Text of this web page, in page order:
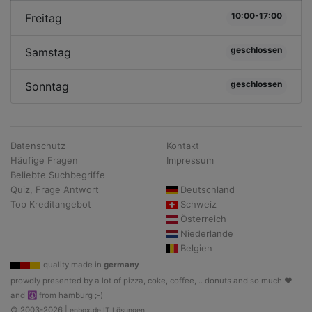
Freitag 10:00-17:00
Samstag geschlossen
Sonntag geschlossen
Datenschutz
Häufige Fragen
Beliebte Suchbegriffe
Quiz, Frage Antwort
Top Kreditangebot
Kontakt
Impressum
Deutschland
Schweiz
Österreich
Niederlande
Belgien
quality made in germany
prowdly presented by a lot of pizza, coke, coffee, .. donuts and so much ♥
and ☮ from hamburg ;-)
© 2003-2026 |